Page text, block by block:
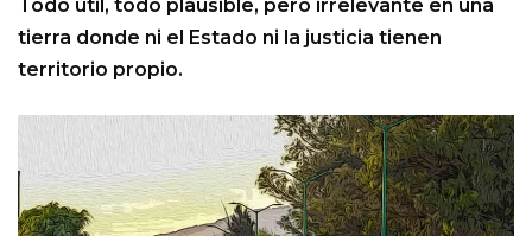
Todo útil, todo plausible, pero irrelevante en una
tierra donde ni el Estado ni la justicia tienen
territorio propio.